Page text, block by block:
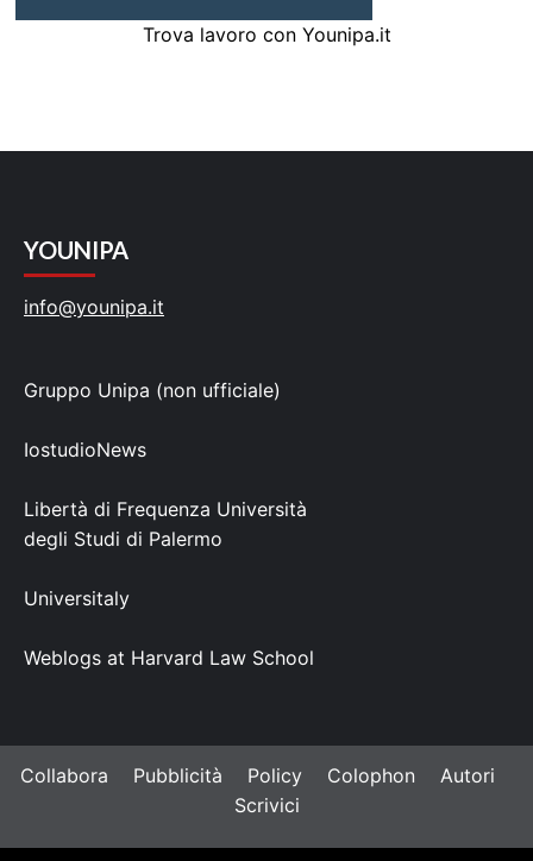
Trova lavoro con Younipa.it
YOUNIPA
info@younipa.it
Gruppo Unipa (non ufficiale)
IostudioNews
Libertà di Frequenza Università
degli Studi di Palermo
Universitaly
Weblogs at Harvard Law School
Collabora Pubblicità Policy Colophon
Autori
Scrivici